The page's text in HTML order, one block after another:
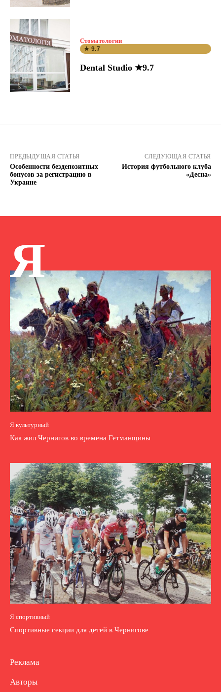
Стоматологии
★ 9.7
Dental Studio ★9.7
ПРЕДЫДУЩАЯ СТАТЬЯ
Особенности бездепозитных
бонусов за регистрацию в
Украине
СЛЕДУЮЩАЯ СТАТЬЯ
История футбольного клуба
«Десна»
Я
Я культурный
Как жил Чернигов во времена Гетманщины
Я спортивный
Спортивные секции для детей в Чернигове
Реклама
Авторы